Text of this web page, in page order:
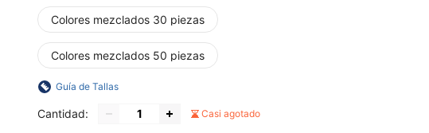
Colores mezclados 30 piezas
Colores mezclados 50 piezas
Guía de Tallas
Cantidad: Casi agotado